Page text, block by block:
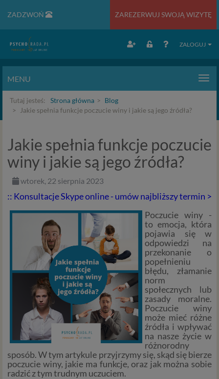
ZADZWOŃ ZAREZERWUJ SWOJĄ WIZYTĘ
ZALOGUJ
MENU
Tutaj jesteś: Strona główna
Blog
Jakie spełnia funkcje poczucie winy i jakie są jego źródła?
Jakie spełnia funkcje poczucie
winy i jakie są jego źródła?
wtorek, 22 sierpnia 2023
:: Konsultacje Skype online - umów najbliższy termin >
Poczucie winy -
to emocja, która
pojawia się w
odpowiedzi na
przekonanie o
popełnieniu
błędu, złamanie
norm
społecznych lub
zasady moralne.
Poczucie winy
może mieć różne
źródła i wpływać
na nasze życie w
różnorodny
sposób. W tym artykule przyjrzymy się, skąd się bierze
poczucie winy, jakie ma funkcje, oraz jak można sobie
radzić z tym trudnym uczuciem.